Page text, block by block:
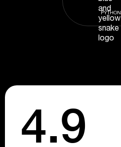
PYTHON
4.9